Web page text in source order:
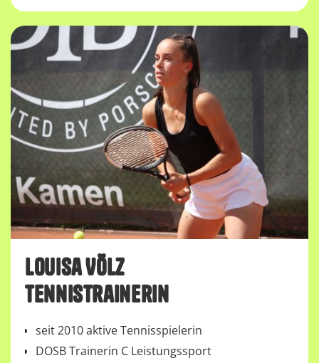
Louisa Völz
Tennistrainerin
seit 2010 aktive Tennisspielerin
DOSB Trainerin C Leistungssport